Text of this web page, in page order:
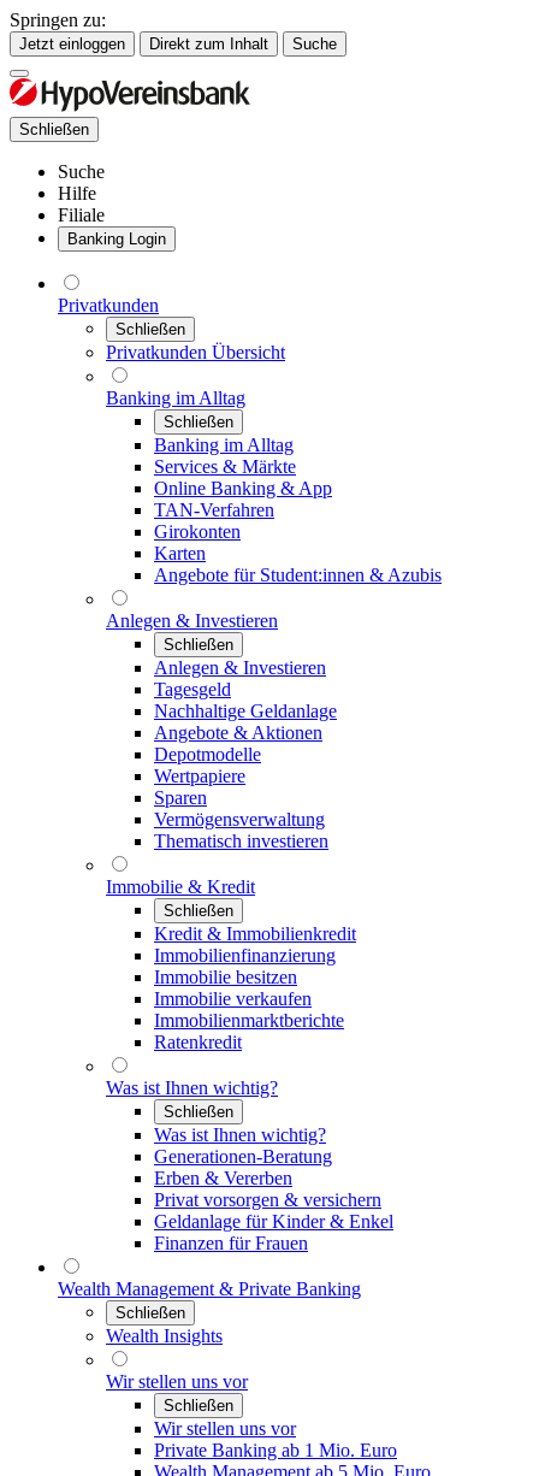
Springen zu:
Jetzt einloggen Direkt zum Inhalt Suche
Schließen
Suche
Hilfe
Filiale
Banking Login
Privatkunden
Schließen
Privatkunden Übersicht
Banking im Alltag
Schließen
Banking im Alltag
Services & Märkte
Online Banking & App
TAN-Verfahren
Girokonten
Karten
Angebote für Student:innen & Azubis
Anlegen & Investieren
Schließen
Anlegen & Investieren
Tagesgeld
Nachhaltige Geldanlage
Angebote & Aktionen
Depotmodelle
Wertpapiere
Sparen
Vermögensverwaltung
Thematisch investieren
Immobilie & Kredit
Schließen
Kredit & Immobilienkredit
Immobilienfinanzierung
Immobilie besitzen
Immobilie verkaufen
Immobilienmarktberichte
Ratenkredit
Was ist Ihnen wichtig?
Schließen
Was ist Ihnen wichtig?
Generationen-Beratung
Erben & Vererben
Privat vorsorgen & versichern
Geldanlage für Kinder & Enkel
Finanzen für Frauen
Wealth Management & Private Banking
Schließen
Wealth Insights
Wir stellen uns vor
Schließen
Wir stellen uns vor
Private Banking ab 1 Mio. Euro
Wealth Management ab 5 Mio. Euro